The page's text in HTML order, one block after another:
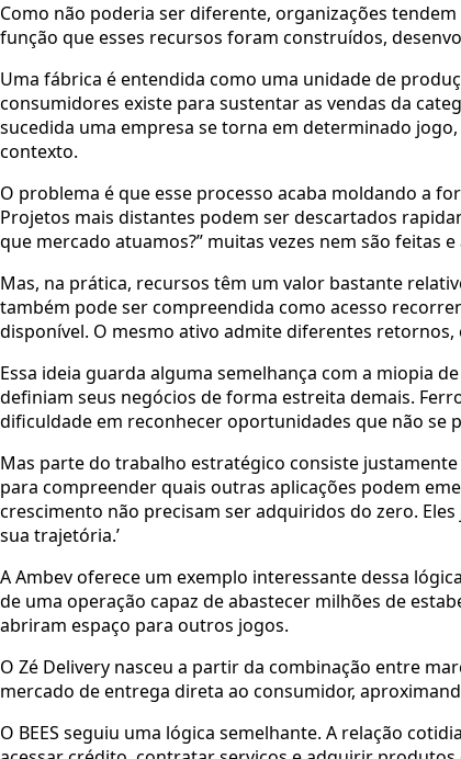
Como não poderia ser diferente, organizações
função que esses recursos foram construídos,
Uma fábrica é entendida como uma unidade de
consumidores existe para sustentar as vendas da
sucedida uma empresa se torna em determinado
contexto.
O problema é que esse processo acaba moldando a
Projetos mais distantes podem ser descartados
que mercado atuamos?” muitas vezes nem são feitas
Mas, na prática, recursos têm um valor bastante
também pode ser compreendida como acesso
disponível. O mesmo ativo admite diferentes
Essa ideia guarda alguma semelhança com a miopia
definiam seus negócios de forma estreita demais.
dificuldade em reconhecer oportunidades que não se
Mas parte do trabalho estratégico consiste
para compreender quais outras aplicações podem
crescimento não precisam ser adquiridos do zero.
sua trajetória.’
A Ambev oferece um exemplo interessante dessa
de uma operação capaz de abastecer milhões de
abriram espaço para outros jogos.
O Zé Delivery nasceu a partir da combinação entre
mercado de entrega direta ao consumidor,
O BEES seguiu uma lógica semelhante. A relação